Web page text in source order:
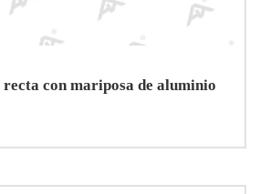
con mariposa de aluminio